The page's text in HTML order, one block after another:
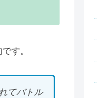
す。
てバトル